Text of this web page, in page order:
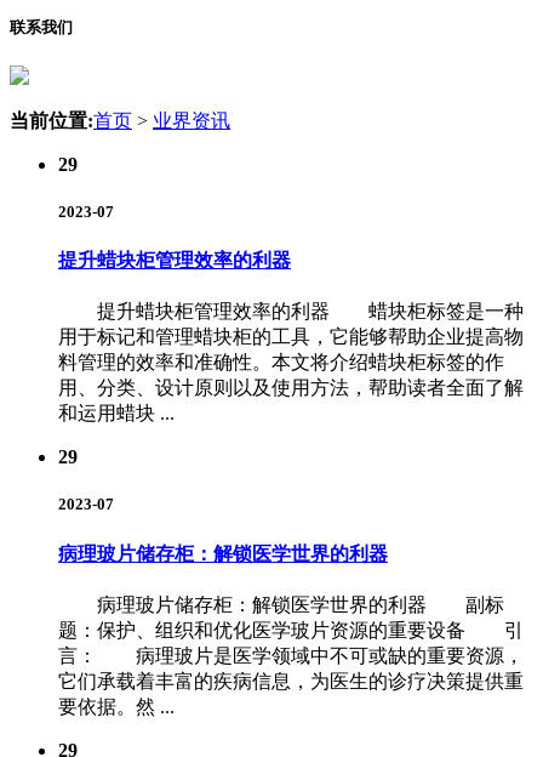
联系我们
当前位置:首页 > 业界资讯
29
2023-07
提升蜡块柜管理效率的利器
提升蜡块柜管理效率的利器 蜡块柜标签是一种
用于标记和管理蜡块柜的工具，它能够帮助企业提高物
料管理的效率和准确性。本文将介绍蜡块柜标签的作
用、分类、设计原则以及使用方法，帮助读者全面了解
和运用蜡块 ...
29
2023-07
病理玻片储存柜：解锁医学世界的利器
病理玻片储存柜：解锁医学世界的利器 副标
题：保护、组织和优化医学玻片资源的重要设备 引
言： 病理玻片是医学领域中不可或缺的重要资源，
它们承载着丰富的疾病信息，为医生的诊疗决策提供重
要依据。然 ...
29